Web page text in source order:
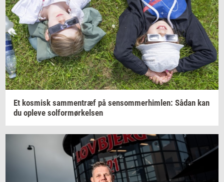
Et kos­misk sam­men­træf på sen­som­mer­him­len: Sådan kan
du op­le­ve sol­for­mør­kel­sen